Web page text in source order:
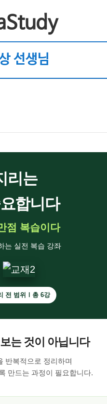
선생님
리는
합니다
점 복습이다
는 실전 복습 강좌
전 범위Ⅰ총 6강
는 것이 아닙니다
반복적으로 정리하며
만드는 과정이 필요합니다.